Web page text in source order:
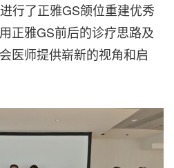
行了正雅GS颌位重建优秀
正雅GS前后的诊疗思路及
医师提供崭新的视角和启